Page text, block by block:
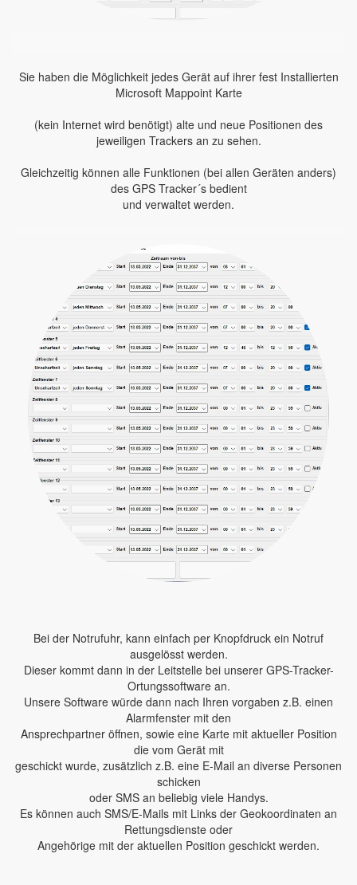
Sie haben die Möglichkeit jedes Gerät auf ihrer fest Installierten
Microsoft Mappoint Karte
(kein Internet wird benötigt) alte und neue Positionen des
jeweiligen Trackers an zu sehen.
Gleichzeitig können alle Funktionen (bei allen Geräten anders)
des GPS Tracker´s bedient
und verwaltet werden.
Bei der Notrufuhr, kann einfach per Knopfdruck ein Notruf
ausgelösst werden.
Dieser kommt dann in der Leitstelle bei unserer GPS-Tracker-
Ortungssoftware an.
Unsere Software würde dann nach Ihren vorgaben z.B. einen
Alarmfenster mit den
Ansprechpartner öffnen, sowie eine Karte mit aktueller Position
die vom Gerät mit
geschickt wurde, zusätzlich z.B. eine E-Mail an diverse Personen
schicken
oder SMS an beliebig viele Handys.
Es können auch SMS/E-Mails mit Links der Geokoordinaten an
Rettungsdienste oder
Angehörige mit der aktuellen Position geschickt werden.